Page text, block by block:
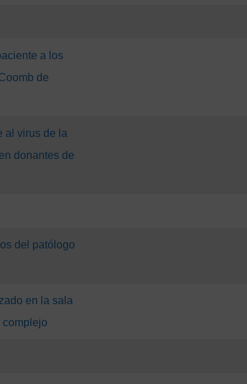
a los
de
al virus de la
donantes de
del patólogo
en la sala
complejo